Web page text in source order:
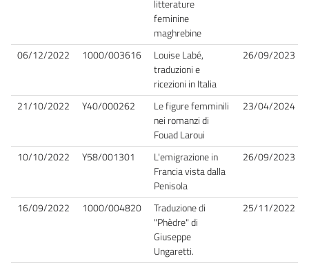
litterature
feminine
maghrebine
06/12/2022
1000/003616
Louise Labé,
traduzioni e
ricezioni in Italia
26/09/2023
21/10/2022 Y40/000262
Le figure femminili
nei romanzi di
Fouad Laroui
23/04/2024
10/10/2022 Y58/001301
L'emigrazione in
Francia vista dalla
Penisola
26/09/2023
16/09/2022 1000/004820
Traduzione di
"Phèdre" di
Giuseppe
Ungaretti.
25/11/2022